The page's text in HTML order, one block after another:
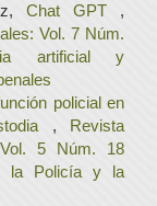
Chat GPT ,
Vol. 7 Núm.
artificial y
policial en
, Revista
5 Núm. 18
la Policía y la